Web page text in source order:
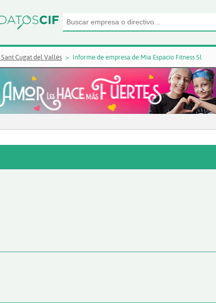
Sant Cugat del Vallès Informe de empresa de Mia Espacio Fitness Sl